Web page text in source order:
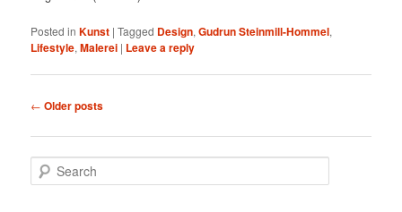
Posted in Kunst |Tagged Design,Gudrun Steinmill-Hommel,
Lifestyle,Malerei | Leave a reply
Post navigation
← Older posts
Search